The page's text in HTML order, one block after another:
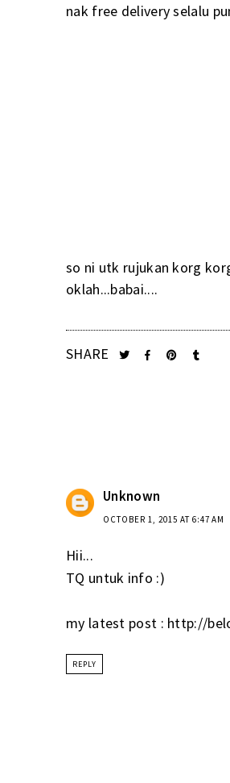
nak free delivery selalu
so ni utk rujukan korg
oklah...babai....
SHARE
Unknown
OCTOBER 1, 2015 AT 6:47 AM
Hii...
TQ untuk info :)
my latest post : http://
REPLY